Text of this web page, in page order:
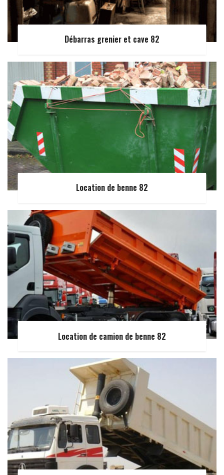
Débarras grenier et cave 82
Location de benne 82
Location de camion de benne 82